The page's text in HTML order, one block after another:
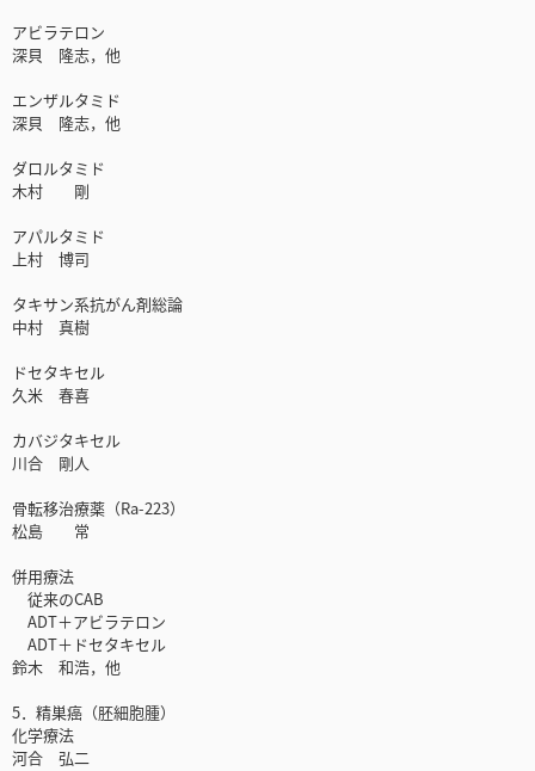
アビラテロン
深貝 隆志，他
エンザルタミド
深貝 隆志，他
ダロルタミド
木村 剛
アパルタミド
上村 博司
タキサン系抗がん剤総論
中村 真樹
ドセタキセル
久米 春喜
カバジタキセル
川合 剛人
骨転移治療薬（Ra-223）
松島 常
併用療法
従来のCAB
ADT＋アビラテロン
ADT＋ドセタキセル
鈴木 和浩，他
5．精巣癌（胚細胞腫）
化学療法
河合 弘二